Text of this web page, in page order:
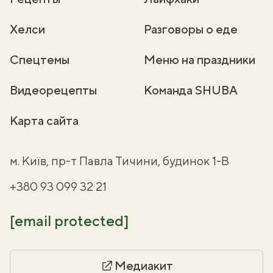
Хелси Разговоры о еде
Спецтемы Меню на праздники
Видеорецепты Команда SHUBA
Карта сайта
м. Київ, пр-т Павла Тичини, будинок 1-В
+380 93 099 32 21
[email protected]
Медиакит